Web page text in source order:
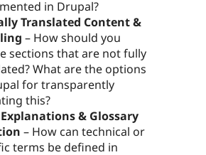
in Drupal?
Translated Content &
– How should you
sections that are not fully
What are the options
for transparently
this?
& Glossary
– How can technical or
terms be defined in